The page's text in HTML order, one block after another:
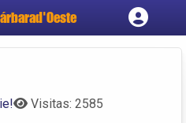
empresa
conta
Visitas: 2585